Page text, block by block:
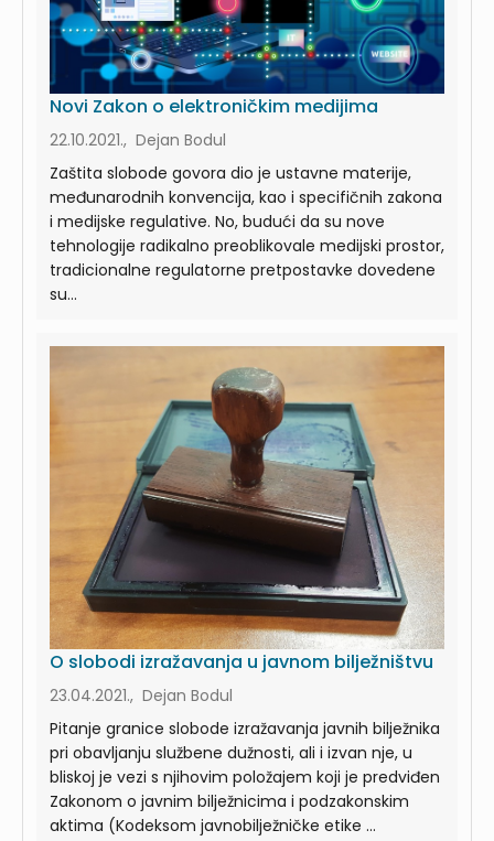
Novi Zakon o elektroničkim medijima
22.10.2021., Dejan Bodul
Zaštita slobode govora dio je ustavne materije,
međunarodnih konvencija, kao i specifičnih zakona
i medijske regulative. No, budući da su nove
tehnologije radikalno preoblikovale medijski prostor,
tradicionalne regulatorne pretpostavke dovedene
su...
O slobodi izražavanja u javnom bilježništvu
23.04.2021., Dejan Bodul
Pitanje granice slobode izražavanja javnih bilježnika
pri obavljanju službene dužnosti, ali i izvan nje, u
bliskoj je vezi s njihovim položajem koji je predviđen
Zakonom o javnim bilježnicima i podzakonskim
aktima (Kodeksom javnobilježničke etike ...